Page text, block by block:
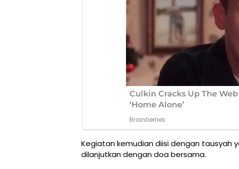
Kegiatan kemudian diisi dengan tausyah
dilanjutkan dengan doa bersama.